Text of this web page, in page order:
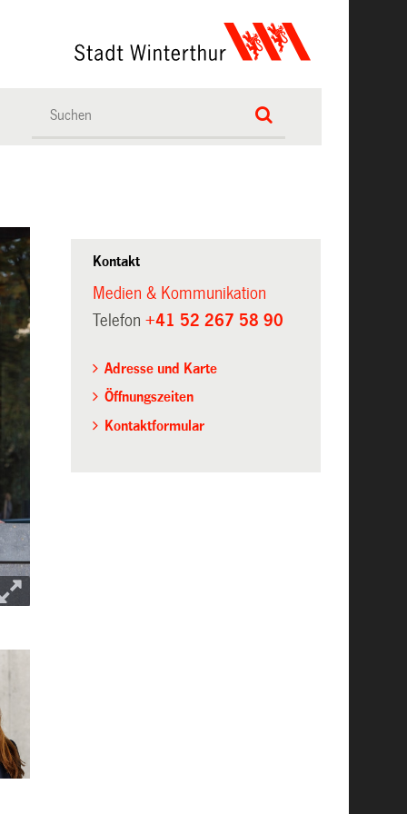
Kontakt
Medien & Kommunikation
Telefon +41 52 267 58 90
Adresse und Karte
Öffnungszeiten
Kontaktformular